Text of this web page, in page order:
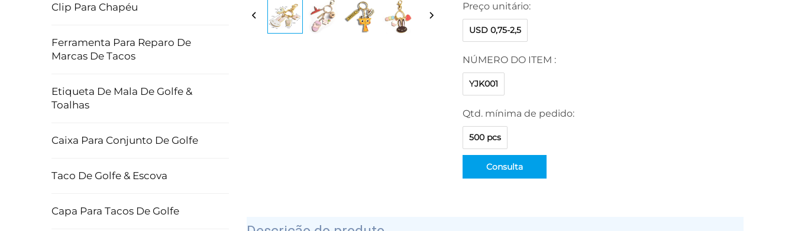
Clip Para Chapéu
Ferramenta Para Reparo De
Marcas De Tacos
Etiqueta De Mala De Golfe &
Toalhas
Caixa Para Conjunto De Golfe
Taco De Golfe & Escova
Capa Para Tacos De Golfe
Preço unitário:
USD 0,75-2,5
NÚMERO DO ITEM :
YJK001
Qtd. mínima de pedido:
500 pcs
Consulta